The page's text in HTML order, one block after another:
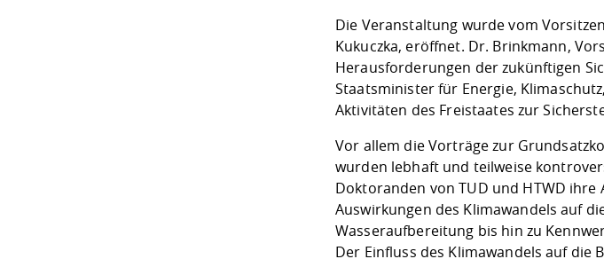
Die Veranstaltung wurde vom
Kukuczka, eröffnet. Dr. Brinkmann,
Herausforderungen der zukünftigen
Staatsminister für Energie,
Aktivitäten des Freistaates zur
Vor allem die Vorträge zur
wurden lebhaft und teilweise
Doktoranden von TUD und HTWD
Auswirkungen des Klimawandels auf
Wasseraufbereitung bis hin zu
Der Einfluss des Klimawandels auf die